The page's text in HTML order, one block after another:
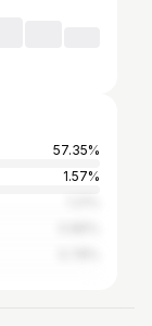
57.35%
1.57%